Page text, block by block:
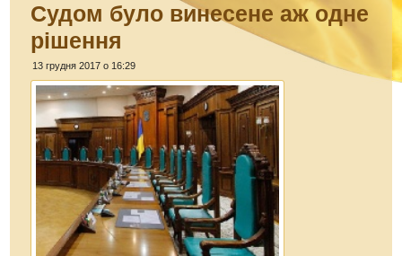
Судом було винесене аж одне
рішення
13 грудня 2017 о 16:29